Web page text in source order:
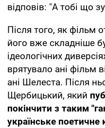
відповів: "А тобі що
Після того, як фільм
його вже складніше
ідеологічних
врятувало ані фільм
ані Шелеста. Після
Щербицький, який
покінчити з таким
українське поетичне